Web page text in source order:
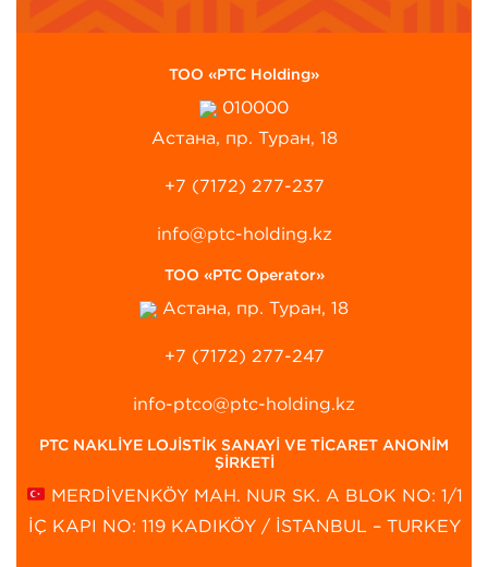
ТОО «PTC Holding»
010000
Астана, пр. Туран, 18
+7 (7172) 277-237
info@ptc-holding.kz
ТОО «PTC Operator»
Астана, пр. Туран, 18
+7 (7172) 277-247
info-ptco@ptc-holding.kz
PTC NAKLİYE LOJİSTİK SANAYİ VE TİCARET ANONİM
ŞİRKETİ
MERDİVENKÖY MAH. NUR SK. A BLOK NO: 1/1
İÇ KAPI NO: 119 KADIKÖY / İSTANBUL – TURKEY